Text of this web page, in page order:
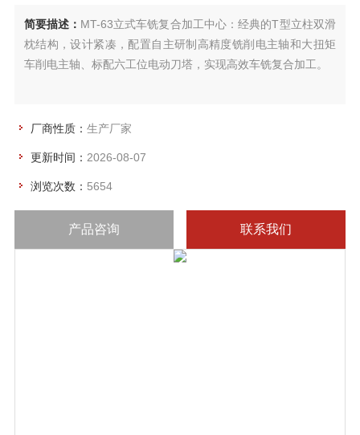
简要描述： MT-63立式车铣复合加工中心：经典的T型立柱双滑
枕结构，设计紧凑，配置自主研制高精度铣削电主轴和大扭矩
车削电主轴、标配六工位电动刀塔，实现高效车铣复合加工。
厂商性质： 生产厂家
更新时间： 2026-08-07
浏览次数： 5654
产品咨询 联系我们